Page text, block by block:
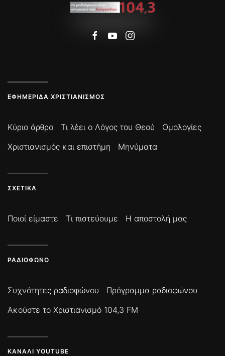
ΕΦΗΜΕΡΊΔΑ ΧΡΙΣΤΙΑΝΙΣΜΌΣ
Κύριο άρθρο Τι λέει ο Λόγος του Θεού
Ομολογίες
Χριστιανισμός και επιστήμη
Μηνύματα
ΣΧΕΤΙΚΆ
Ποιοί είμαστε Τι πιστεύουμε Η αποστολή μας
ΡΑΔΙΌΦΩΝΟ
Συχνότητες ραδιοφώνου
Πρόγραμμα ραδιοφώνου
Ακούστε το Χριστιανισμό 104,3 FM
ΚΑΝΆΛΙ YOUTUBE